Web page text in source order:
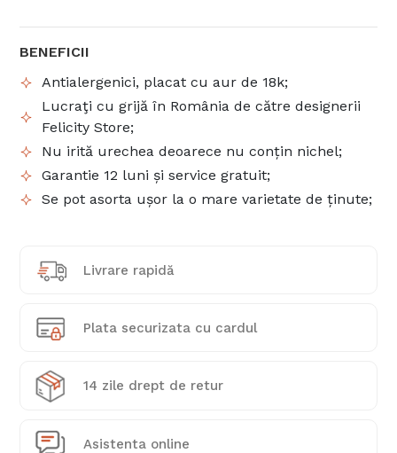
BENEFICII
Antialergenici, placat cu aur de 18k;
Lucraţi cu grijă în România de către designerii
Felicity Store;
Nu irită urechea deoarece nu conțin nichel;
Garantie 12 luni și service gratuit;
Se pot asorta ușor la o mare varietate de ținute;
Livrare rapidă
Plata securizata cu cardul
14 zile drept de retur
Asistenta online